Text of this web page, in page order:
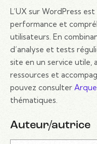
L’UX sur WordPress
performance et
utilisateurs. En
d’analyse et tests
site en un service utile,
ressources et
pouvez consulter
thématiques.
Auteur/autrice